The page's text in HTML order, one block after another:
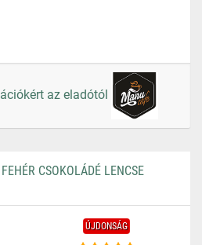
az eladótól
CSOKOLÁDÉ LENCSE
ÚJDONSÁG